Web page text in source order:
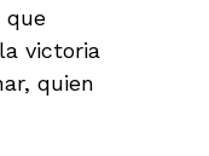
que
victoria
quien